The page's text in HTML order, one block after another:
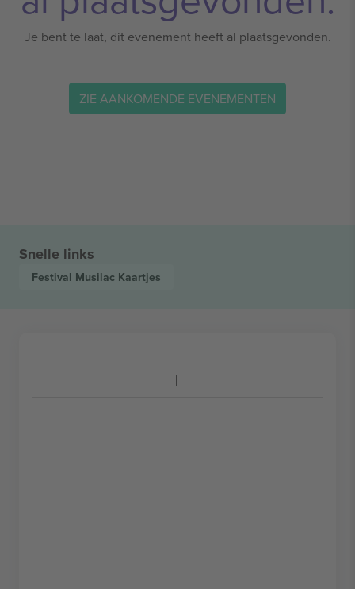
Je bent te laat, dit evenement heeft al plaatsgevonden.
ZIE AANKOMENDE EVENEMENTEN
Snelle links
Festival Musilac Kaartjes